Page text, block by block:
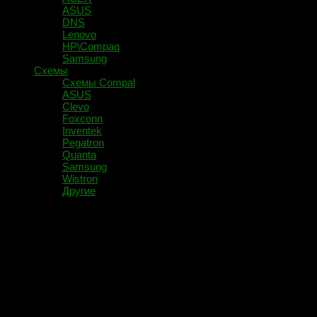
ASUS
DNS
Lenovo
HP\Compaq
Samsung
Схемы
Схемы Compal
ASUS
Clevo
Foxconn
Inventek
Pegatron
Quanta
Samsung
Wistron
Другие